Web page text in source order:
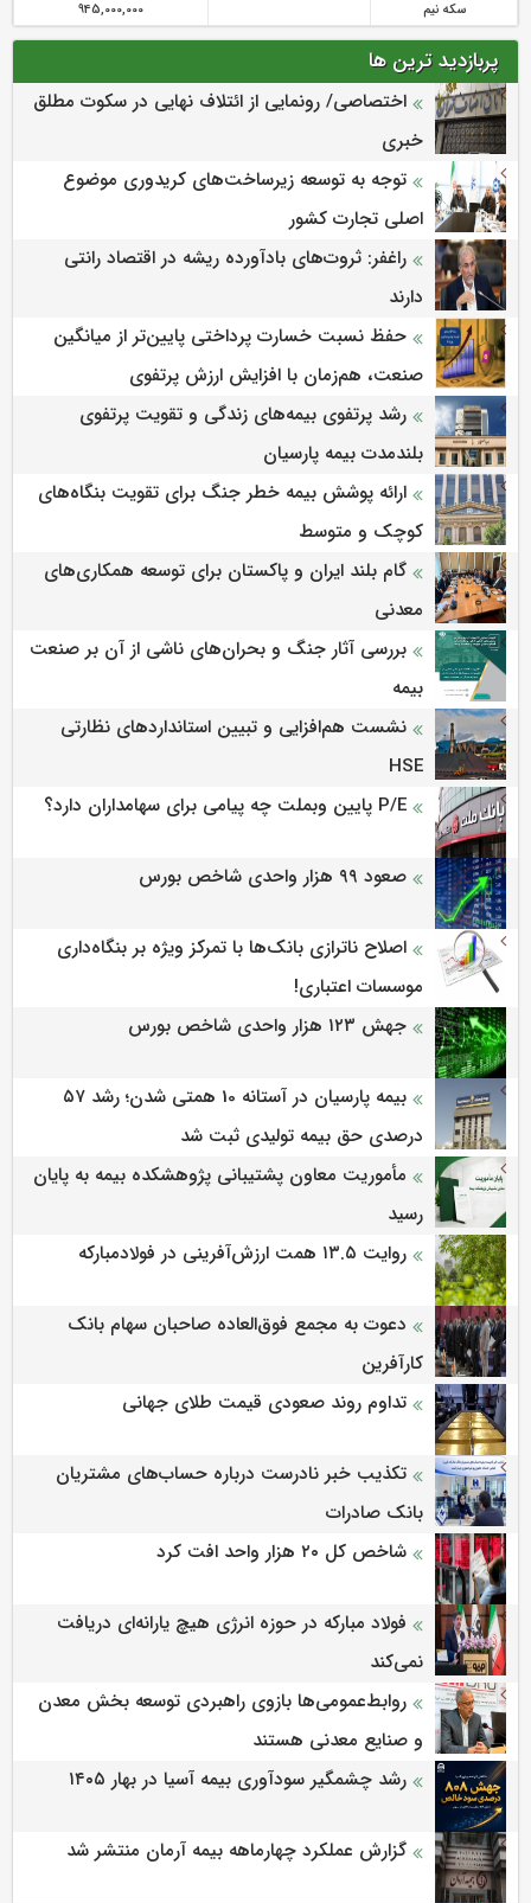
سکه نیم 945,000,000
پربازدید ترین ها
اختصاصی/ رونمایی از ائتلاف‌ نهایی در سکوت مطلق
خبری
توجه به توسعه زیرساخت‌های کریدوری موضوع
اصلی تجارت کشور
راغفر: ثروت‌های بادآورده ریشه در اقتصاد رانتی
دارند
حفظ نسبت خسارت پرداختی پایین‌تر از میانگین
صنعت، هم‌زمان با افزایش ارزش پرتفوی
رشد پرتفوی بیمه‌های زندگی و تقویت پرتفوی
بلندمدت بیمه پارسیان
ارائه پوشش بیمه خطر جنگ برای تقویت بنگاه‌های
کوچک و متوسط
گام بلند ایران و پاکستان برای توسعه همکاری‌های
معدنی
بررسی آثار جنگ و بحران‌های ناشی از آن بر صنعت
بیمه
نشست هم‌افزایی و تبیین استانداردهای نظارتی
HSE
P/E پایین وبملت چه پیامی برای سهامداران دارد؟
صعود ۹۹ هزار واحدی شاخص بورس
اصلاح ناترازی بانک‌ها با تمرکز ویژه بر بنگاه‌داری
موسسات اعتباری!
جهش ۱۲۳ هزار واحدی شاخص بورس
بیمه پارسیان در آستانه 10 همتی شدن؛ رشد ۵۷
درصدی حق بیمه تولیدی ثبت شد
مأموریت معاون پشتیبانی پژوهشكده بیمه به پایان
رسید
روایت ۱۳.۵ همت ارزش‌آفرینی در فولادمبارکه
دعوت به مجمع فوق‌العاده صاحبان سهام بانک
کارآفرین
تداوم روند صعودی قیمت طلای جهانی
تکذیب خبر نادرست درباره حساب‌های مشتریان
بانک صادرات
شاخص کل ۲۰ هزار واحد افت کرد
فولاد مبارکه در حوزه انرژی هیچ یارانه‌ای دریافت
نمی‌کند
روابط‌‌عمومی‌ها بازوی راهبردی توسعه بخش معدن
و صنایع معدنی هستند
رشد چشمگیر سودآوری بیمه آسیا در بهار ۱۴۰۵
گزارش عملکرد چهارماهه بیمه آرمان منتشر شد